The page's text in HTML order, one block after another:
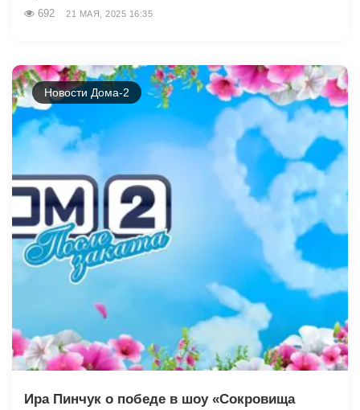
692 21 МАЯ, 2025 16:35
Новости Дома-2
Ира Пинчук о победе в шоу «Сокровища